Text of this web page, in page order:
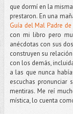
que dormí en la
prestaron. En una
Guía del Mal Padre
con mi libro pero
anécdotas con sus
construyen su
con los demás,
a las que nunca
escuchas
mentiras. Me reí
mística, lo cuenta